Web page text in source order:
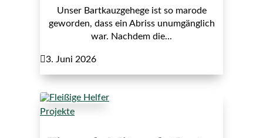
Unser Bartkauzgehege ist so marode
geworden, dass ein Abriss unumgänglich
war. Nachdem die...
3. Juni 2026
Projekte